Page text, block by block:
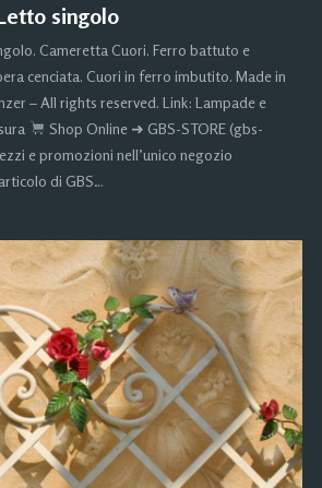
singolo
Cameretta Cuori. Ferro battuto e
cenciata. Cuori in ferro imbutito. Made in
– All rights reserved. Link: Lampade e
Shop Online ➜ GBS-STORE (gbs-
e promozioni nell’unico negozio
di GBS…